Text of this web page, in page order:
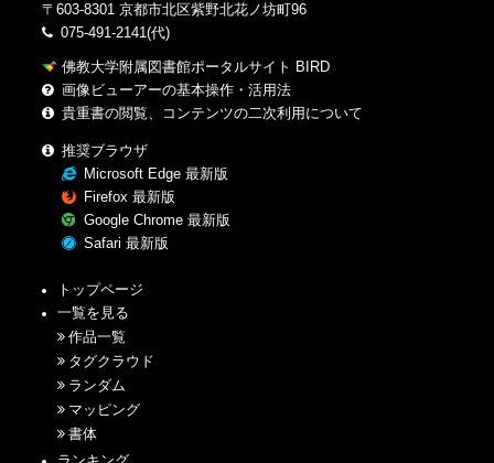
〒603-8301 京都市北区紫野北花ノ坊町96
075-491-2141(代)
佛教大学附属図書館ポータルサイト BIRD
画像ビューアーの基本操作・活用法
貴重書の閲覧、コンテンツの二次利用について
推奨ブラウザ
Microsoft Edge 最新版
Firefox 最新版
Google Chrome 最新版
Safari 最新版
トップページ
一覧を見る
作品一覧
タグクラウド
ランダム
マッピング
書体